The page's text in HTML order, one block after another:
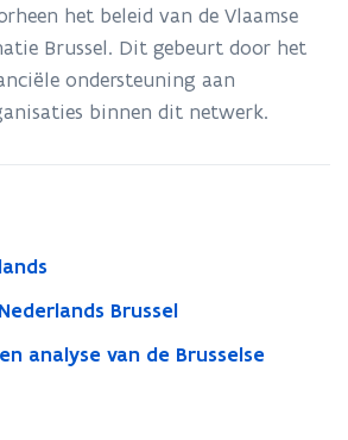
het beleid van de Vlaamse
Brussel. Dit gebeurt door het
ondersteuning aan
binnen dit netwerk.
Brussel
analyse van de Brusselse